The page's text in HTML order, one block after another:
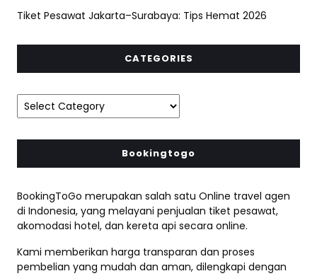
Tiket Pesawat Jakarta–Surabaya: Tips Hemat 2026
CATEGORIES
Bookingtogo
BookingToGo merupakan salah satu Online travel agen
di Indonesia, yang melayani penjualan tiket pesawat,
akomodasi hotel, dan kereta api secara online.
Kami memberikan harga transparan dan proses
pembelian yang mudah dan aman, dilengkapi dengan